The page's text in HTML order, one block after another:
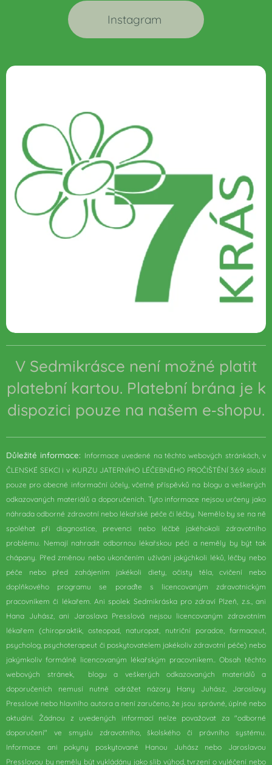
Instagram
V Sedmikrásce není možné platit
platební kartou. Platební brána je k
dispozici pouze na našem e‑shopu.
Důležité informace: Informace uvedené na těchto webových stránkách, v
ČLENSKÉ SEKCI i v KURZU JATERNÍHO LÉČEBNÉHO PROČIŠTĚNÍ 3:6:9 slouží
pouze pro obecné informační účely, včetně příspěvků na blogu a veškerých
odkazovaných materiálů a doporučeních. Tyto informace nejsou určeny jako
náhrada odborné zdravotní nebo lékařské péče či léčby. Nemělo by se na ně
spoléhat při diagnostice, prevenci nebo léčbě jakéhokoli zdravotního
problému. Nemají nahradit odbornou lékařskou péči a neměly by být tak
chápany. Před změnou nebo ukončením užívání jakýchkoli léků, léčby nebo
péče nebo před zahájením jakékoli diety, očisty těla, cvičení nebo
doplňkového programu se poraďte s licencovaným zdravotnickým
pracovníkem či lékařem. Ani spolek Sedmikráska pro zdraví Plzeň, z.s., ani
Hana Juhász, ani Jaroslava Presslová nejsou licencovaným zdravotním
lékařem (chiropraktik, osteopad, naturopat, nutriční poradce, farmaceut,
psycholog, psychoterapeut či poskytovatelem jakékoliv zdravotní péče) nebo
jakýmkoliv formálně licencovaným lékařským pracovníkem.. Obsah těchto
webových stránek, blogu a veškerých odkazovaných materiálů a
doporučeních nemusí nutně odrážet názory Hany Juhász, Jaroslavy
Presslové nebo hlavního autora a není zaručeno, že jsou správné, úplné nebo
aktuální. Žádnou z uvedených informací nelze považovat za "odborné
doporučení" ve smyslu zdravotního, školského či právního systému.
Informace ani pokyny poskytované Hanou Juhász nebo Jaroslavou
Presslovou by neměly být vykládány jako slib výhod, tvrzení o vyléčení nebo